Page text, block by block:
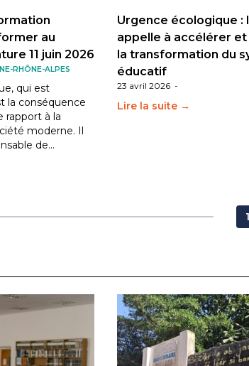
au
11 juin 2026
RHÔNE-ALPES
qui est
la conséquence
rapport à la
moderne. Il
de…
Urgence écologique :
appelle à accélérer
la transformation du
éducatif
23 avril 2026 -
Lire la suite →
1